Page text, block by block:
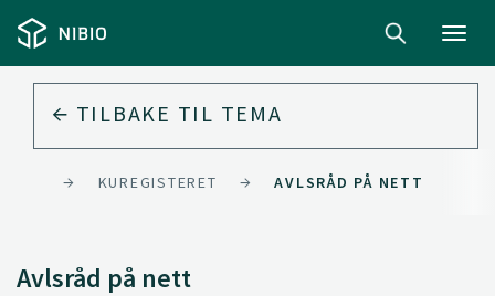
TILBAKE TIL TEMA
KUREGISTERET AVLSRÅD PÅ NETT
Avlsråd på nett